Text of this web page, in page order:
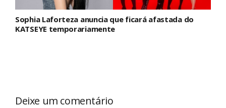
Sophia Laforteza anuncia que ficará afastada do
KATSEYE temporariamente
Deixe um comentário